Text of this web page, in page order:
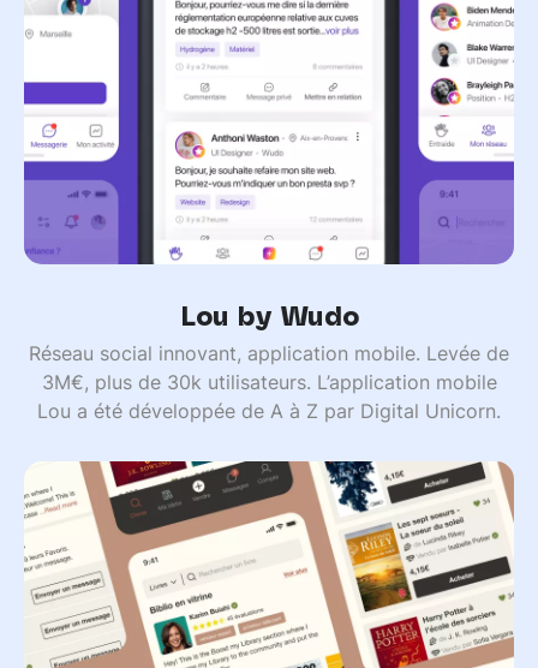
Lou by Wudo
Réseau social innovant, application mobile. Levée de
3M€, plus de 30k utilisateurs. L’application mobile
Lou a été développée de A à Z par Digital Unicorn.